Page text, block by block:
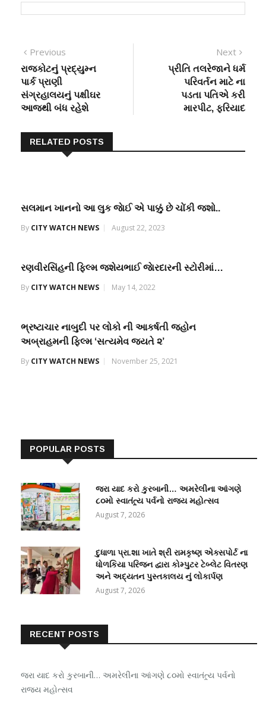
Post
navigation
Previous
post:
રાજકોટનું પ્રદ્યુમ્ન
પાર્ક પ્રાણી
સંગ્રહાલયનું પક્ષીઘર
આજથી બંધ રહેશે
Next
post:
પ્રીતિ તલરેજાને ધર્મ
પરિવર્તન માટે ના
પડતા પતિએ કરી
મારપીટ, ફરિયાદ
RELATED POSTS
સલમાન ખાનનો આ લુક જાેઈ એ પાક્કું છે ચોંકી જશો..
By CITY WATCH NEWS August 22, 2023
રણવીરસિંહની ફિલ્મ જશેયભાઈ જાેરદારની સ્ટોરીમાં…
By CITY WATCH NEWS May 14, 2022
ભ્રષ્ટાચાર નાબુદી પર લોકો ની આકર્ષતી જ્હોન
અબ્રાહમની ફિલ્મ ‘સત્યમેવ જયતે ૨’
By CITY WATCH NEWS November 25, 2021
POPULAR POSTS
જરા યાદ કરો કુરબાની… અમરેલીના આંગણે
૮૦મો સ્વાતંત્ર્ય પર્વનો રાજ્ય મહોત્સવ
August 7, 2026
દુધાળા પ્રા.શા ખાતે શ્રી રામકૃષ્ણ એક્સપોર્ટ ના
ધોળકિયા પરિજન દ્વારા કોમ્પુટર ટેબ્લેટ વિતરણ
અને અદ્યતન પુસ્તકાલય નું લોકાર્પણ
August 7, 2026
RECENT POSTS
જરા યાદ કરો કુરબાની… અમરેલીના આંગણે ૮૦મો સ્વાતંત્ર્ય પર્વનો
રાજ્ય મહોત્સવ